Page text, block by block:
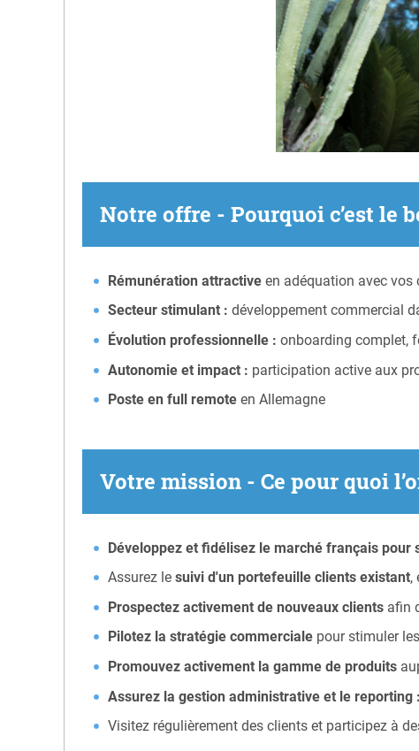
Notre offre - Pourquoi c’est le
Rémunération attractive en adéquation avec vos
Secteur stimulant : développement commercial
Évolution professionnelle : onboarding complet,
Autonomie et impact : participation active aux
Poste en full remote en Allemagne
Votre mission - Ce pour quoi
Développez et fidélisez le marché français
Assurez lesuivi d'un portefeuille clients existant,
Prospectez activement de nouveaux clients afin
Pilotez la stratégie commerciale pour stimuler
Promouvez activement la gamme de produits
Assurez la gestion administrative et le reporting :
Visitez régulièrement des clients et participez à